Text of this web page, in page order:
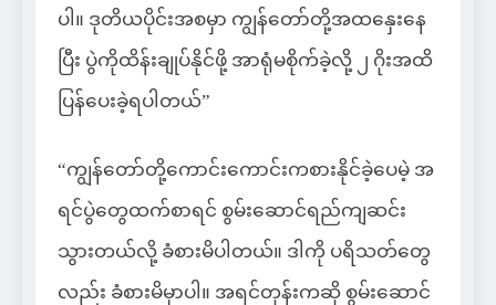
ပါ။ ဒုတိယပိုင်းအစမှာ ကျွန်တော်တို့အထနှေးနေ
ပြီး ပွဲကိုထိန်းချုပ်နိုင်ဖို့ အာရုံမစိုက်ခဲ့လို့ ၂ ဂိုးအထိ
ပြန်ပေးခဲ့ရပါတယ်”
“ကျွန်တော်တို့ကောင်းကောင်းကစားနိုင်ခဲ့ပေမဲ့ အ
ရင်ပွဲတွေထက်စာရင် စွမ်းဆောင်ရည်ကျဆင်း
သွားတယ်လို့ ခံစားမိပါတယ်။ ဒါကို ပရိသတ်တွေ
လည်း ခံစားမိမှာပါ။ အရင်တုန်းကဆို စွမ်းဆောင်